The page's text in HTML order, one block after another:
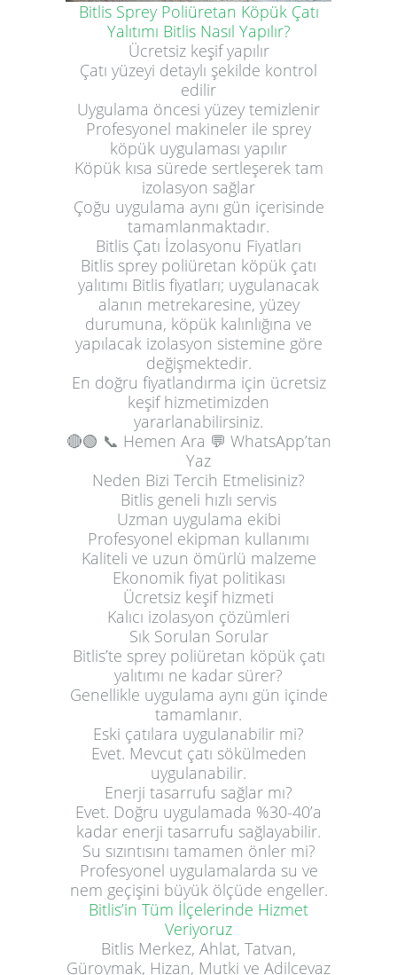
Bitlis Sprey Poliüretan Köpük Çatı
Yalıtımı Bitlis Nasıl Yapılır?
Ücretsiz keşif yapılır
Çatı yüzeyi detaylı şekilde kontrol
edilir
Uygulama öncesi yüzey temizlenir
Profesyonel makineler ile sprey
köpük uygulaması yapılır
Köpük kısa sürede sertleşerek tam
izolasyon sağlar
Çoğu uygulama aynı gün içerisinde
tamamlanmaktadır.
Bitlis Çatı İzolasyonu Fiyatları
Bitlis sprey poliüretan köpük çatı
yalıtımı Bitlis fiyatları; uygulanacak
alanın metrekaresine, yüzey
durumuna, köpük kalınlığına ve
yapılacak izolasyon sistemine göre
değişmektedir.
En doğru fiyatlandırma için ücretsiz
keşif hizmetimizden
yararlanabilirsiniz.
🔴🟢 📞 Hemen Ara 💬 WhatsApp’tan
Yaz
Neden Bizi Tercih Etmelisiniz?
Bitlis geneli hızlı servis
Uzman uygulama ekibi
Profesyonel ekipman kullanımı
Kaliteli ve uzun ömürlü malzeme
Ekonomik fiyat politikası
Ücretsiz keşif hizmeti
Kalıcı izolasyon çözümleri
Sık Sorulan Sorular
Bitlis’te sprey poliüretan köpük çatı
yalıtımı ne kadar sürer?
Genellikle uygulama aynı gün içinde
tamamlanır.
Eski çatılara uygulanabilir mi?
Evet. Mevcut çatı sökülmeden
uygulanabilir.
Enerji tasarrufu sağlar mı?
Evet. Doğru uygulamada %30-40’a
kadar enerji tasarrufu sağlayabilir.
Su sızıntısını tamamen önler mi?
Profesyonel uygulamalarda su ve
nem geçişini büyük ölçüde engeller.
Bitlis’in Tüm İlçelerinde Hizmet
Veriyoruz
Bitlis Merkez, Ahlat, Tatvan,
Güroymak, Hizan, Mutki ve Adilcevaz